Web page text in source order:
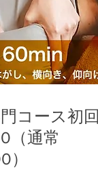
コース初回
（通常
）